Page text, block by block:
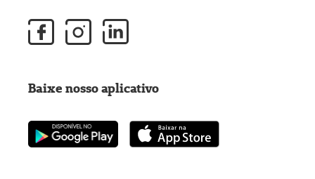
Baixe nosso aplicativo